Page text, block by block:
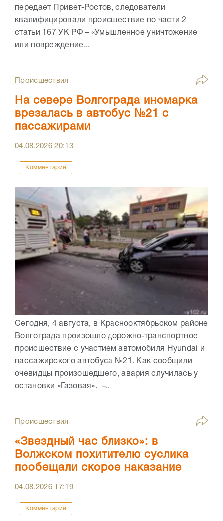
передает Привет-Ростов, следователи
квалифицировали происшествие по части 2
статьи 167 УК РФ – «Умышленное уничтожение
или повреждение...
Происшествия
На севере Волгограда иномарка
врезалась в автобус №21 с
пассажирами
04.08.202620:13
Комментарии
Сегодня, 4 августа, в Краснооктябрьском районе
Волгограда произошло дорожно-транспортное
происшествие с участием автомобиля Hyundai и
пассажирского автобуса №21. Как сообщили
очевидцы произошедшего, авария случилась у
остановки «Газовая». –...
Происшествия
«Звездный час близко»: в
Волжском похитителю суслика
пообещали скорое наказание
04.08.2026 17:19
Комментарии